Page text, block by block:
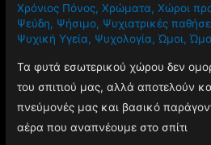
Χρόνιος Πόνος,Χρώματα,Χώροι
Ψεύδη, Ψήσιμο, Ψυχιατρικές
Ψυχική Υγεία, Ψυχολογία,Ώμοι,
Τα φυτά εσωτερικού χώρου δεν
του σπιτιού μας, αλλά αποτελούν
πνεύμονές μας και βασικό
αέρα που αναπνέουμε στο σπίτι